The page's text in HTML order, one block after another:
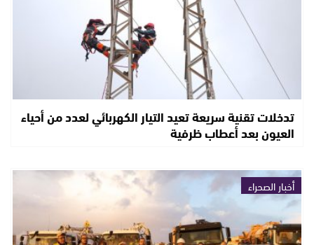
تدخلات تقنية سريعة تعيد التيار الكهربائي لعدد من أحياء
العيون بعد أعطاب ظرفية
أخبار الصحراء